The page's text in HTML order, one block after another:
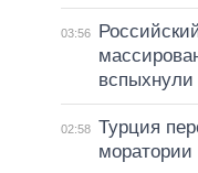
03:56
02:58 Турция